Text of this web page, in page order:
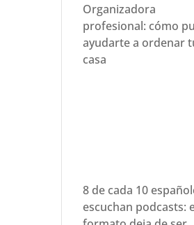
Organizadora
profesional: cómo
ayudarte a ordenar
casa
8 de cada 10
escuchan podcasts: